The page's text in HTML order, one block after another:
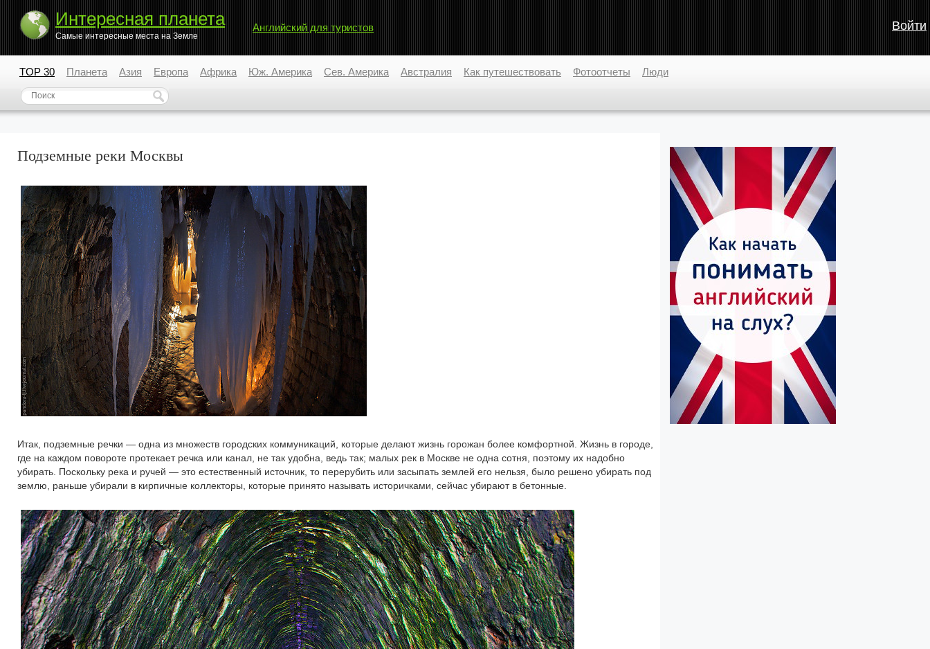
Интересная планета
Самые интересные места на Земле
Английский для туристов Войти
TOP 30 Планета Азия Европа Африка Юж. Америка Сев. Америка Австралия Как путешествовать Фотоотчеты Люди
Подземные реки Москвы
Итак, подземные речки — одна из множеств городских коммуникаций, которые делают жизнь горожан более комфортной. Жизнь в городе,
где на каждом повороте протекает речка или канал, не так удобна, ведь так; малых рек в Москве не одна сотня, поэтому их надобно
убирать. Поскольку река и ручей — это естественный источник, то перерубить или засыпать землей его нельзя, было решено убирать под
землю, раньше убирали в кирпичные коллекторы, которые принято называть историчками, сейчас убирают в бетонные.